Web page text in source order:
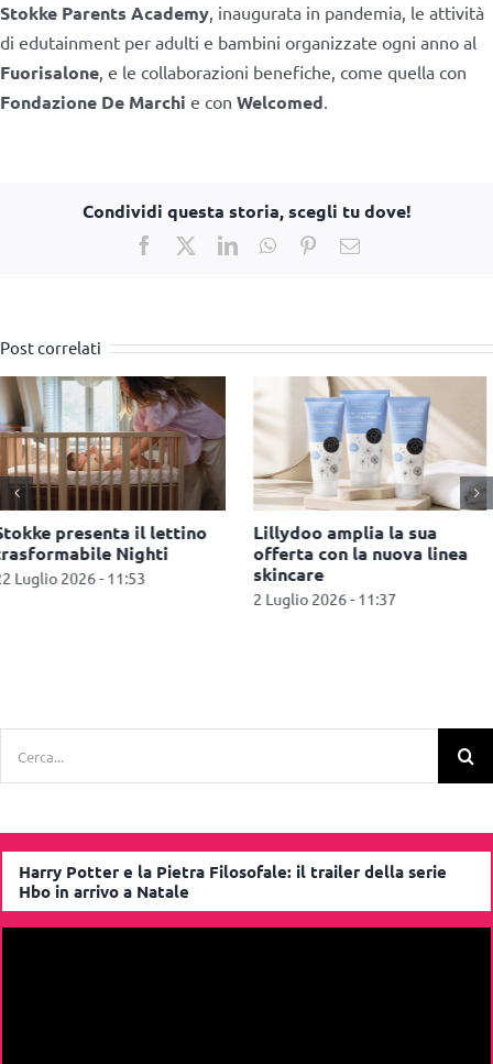
Stokke Parents Academy, inaugurata in pandemia, le attività
di edutainment per adulti e bambini organizzate ogni anno al
Fuorisalone, e le collaborazioni benefiche, come quella con
Fondazione De Marchi e con Welcomed.
Condividi questa storia, scegli tu dove!
Facebook
X LinkedInWhatsApp
PinterestEmail
Post correlati
Lillydoo amplia la sua
offerta con la nuova linea
skincare
Generazione G, si rinnova il
sostegno alle famiglie
fragili
22 Giugno 2026 - 13:05
Harry Potter e la Pietra Filosofale: il trailer della serie
Hbo in arrivo a Natale